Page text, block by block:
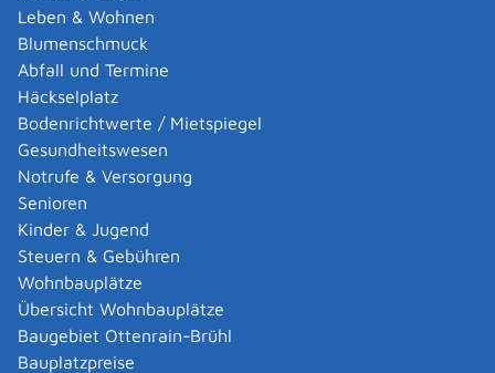
Leben & Wohnen
Blumenschmuck
Abfall und Termine
Häckselplatz
Bodenrichtwerte / Mietspiegel
Gesundheitswesen
Notrufe & Versorgung
Senioren
Kinder & Jugend
Steuern & Gebühren
Wohnbauplätze
Übersicht Wohnbauplätze
Baugebiet Ottenrain-Brühl
Bauplatzpreise
Adoption eines erwachsenen Menschen beantragen
Adoptionspflege eines minderjährigen Kindes
aufnehmen
Adressänderung auf der eID-Karte beantragen
Adressbuch - Eintrag sperren lassen
Akademische Gesundheitsberufe - Anerkennung der
Weiterbildung beantragen
Akademische Grade, Titel und Bezeichnungen bei
anerkannten Spätaussiedlern - Gradumwandlungen
beantragen
Akademische Grade, Titel und Bezeichnungen von
ausländischen Hochschulen führen
Akteneinsicht in und außerhalb von
Verwaltungsverfahren beantragen